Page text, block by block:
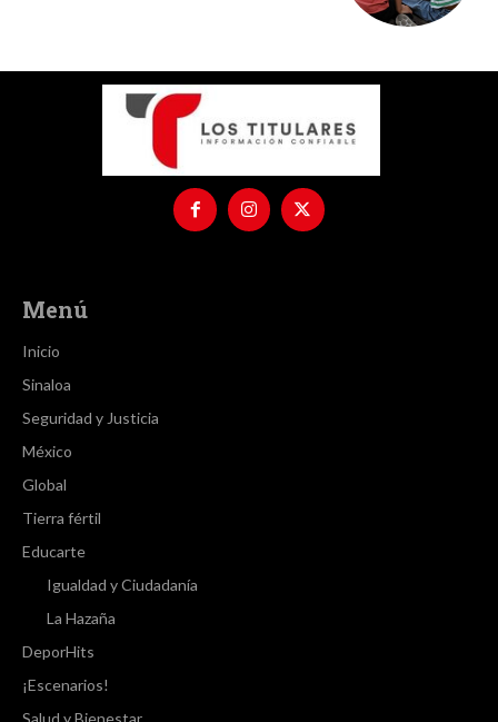
Menú
Inicio
Sinaloa
Seguridad y Justicia
México
Global
Tierra fértil
Educarte
Igualdad y Ciudadanía
La Hazaña
DeporHits
¡Escenarios!
Salud y Bienestar